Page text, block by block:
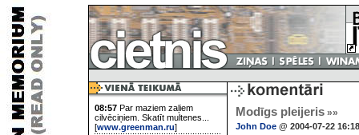
08:57 Par maziem zaļiem
cilvēciņiem. Skatīt multenes...
[www.greenman.ru]
Modīgs pleijeris »»
John Doe @ 2004-07-22 16:18